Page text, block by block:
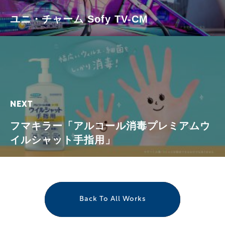
ユニ・チャーム Sofy TV-CM
NEXT
フマキラー「アルコール消毒プレミアムウ
イルシャット手指用」
Back To All Works
OUR BUSINESS
OUR VISION
COMPANY
NEWS
〒111-0041
東京都台東区元浅草2-6-6東京日産台東ビル8階東側
Motoasakusa, Taito-ku, Tokyo
Google Maps